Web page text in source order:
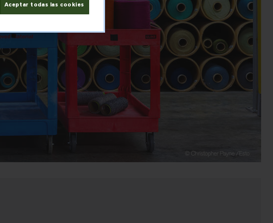
Aceptar todas las cookies